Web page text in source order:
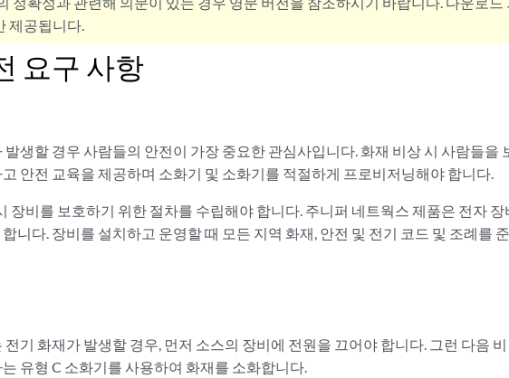
제공됩니다.
요구 사항
발생할 경우 사람들의 안전이 가장 중요한 관심사입니다. 화재 비상 시 사람들을
안전 교육을 제공하며 소화기 및 소화기를 적절하게 프로비저닝해야 합니다.
장비를 보호하기 위한 절차를 수립해야 합니다. 주니퍼 네트웍스 제품은 전자
니다. 장비를 설치하고 운영할 때 모든 지역 화재, 안전 및 전기 코드 및 조례를
전기 화재가 발생할 경우, 먼저 소스의 장비에 전원을 끄어야 합니다. 그런 다음
유형 C 소화기를 사용하여 화재를 소화합니다.